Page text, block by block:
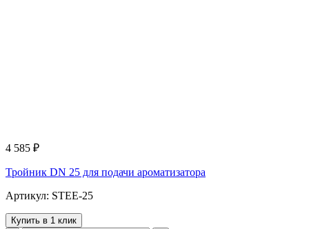
4 585 ₽
Тройник DN 25 для подачи ароматизатора
Артикул: STEE-25
Купить в 1 клик